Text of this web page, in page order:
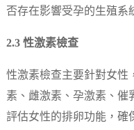
否存在影響受孕的生殖系
2.3 性激素檢查
性激素檢查主要針對女性
素、雌激素、孕激素、催
評估女性的排卵功能，確